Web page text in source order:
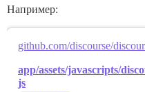
Например:
github.com/discourse/
app/assets/javascripts/
js